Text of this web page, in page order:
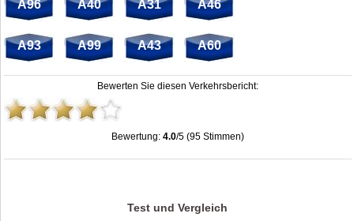
A96 A40 A31 A46
A93 A99 A43 A60
Bewerten Sie diesen Verkehrsbericht:
Bewertung: 4.0/5 (95 Stimmen)
Raststätte Grönegau Süd | A30 | stau.info ,4.0out of5based on95ratings
Test und Vergleich